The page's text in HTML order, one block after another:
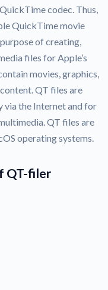
codec. Thus,
QuickTime movie
of creating,
files for Apple’s
movies, graphics,
QT files are
via the Internet and for
QT files are
operating systems.
QT-filer